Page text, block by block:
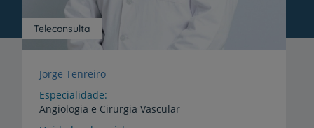
Teleconsulta
Jorge Tenreiro
Especialidade
Angiologia e Cirurgia Vascular